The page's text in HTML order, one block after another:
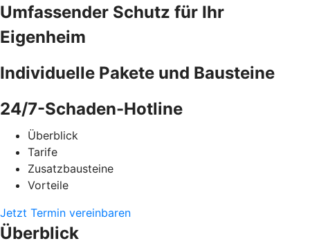
Umfassender Schutz für Ihr
Eigenheim
Individuelle Pakete und Bausteine
24/7-Schaden-Hotline
Überblick
Tarife
Zusatzbausteine
Vorteile
Jetzt Termin vereinbaren
Überblick